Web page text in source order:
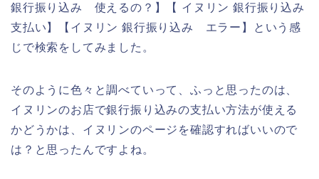
銀行振り込み 使えるの？】【 イヌリン 銀行振り込み
支払い】【イヌリン 銀行振り込み エラー】という感
じで検索をしてみました。
そのように色々と調べていって、ふっと思ったのは、
イヌリンのお店で銀行振り込みの支払い方法が使える
かどうかは、イヌリンのページを確認すればいいので
は？と思ったんですよね。